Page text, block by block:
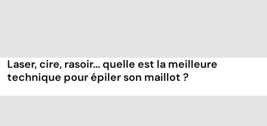
Laser, cire, rasoir... quelle est la meilleure
technique pour épiler son maillot ?